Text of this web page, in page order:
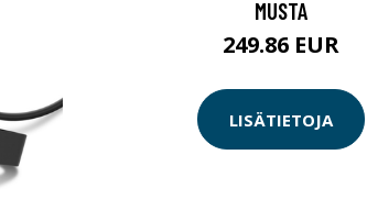
MUSTA
249.86 EUR
LISÄTIETOJA